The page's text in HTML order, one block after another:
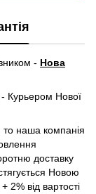
- Нова
Курьером Нової
то наша компанія
доставку
Новою
від вартості